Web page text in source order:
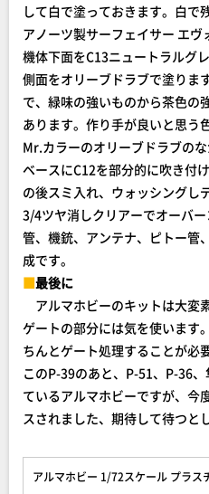
して白で塗っておきます。白で
アノーツ製サーフェイサー エ
機体下面をC13ニュートラルグ
側面をオリーブドラブで塗りま
で、緑味の強いものから茶色の
あります。作り手が良いと思う
Mr.カラーのオリーブドラブの
ベースにC12を部分的に吹き付
の後スミ入れ、ウォッシングし
3/4ツヤ消しクリアーでオーバ
管、機銃、アンテナ、ピトー管
成です。
■最後に
アルマホビーのキットは大変
ゲートの部分には気を使います
ちんとゲート処理することが必
このP-39のあと、P-51、P-36
ているアルマホビーですが、今
スされました、期待して待つと
アルマホビー 1/72スケール プラス